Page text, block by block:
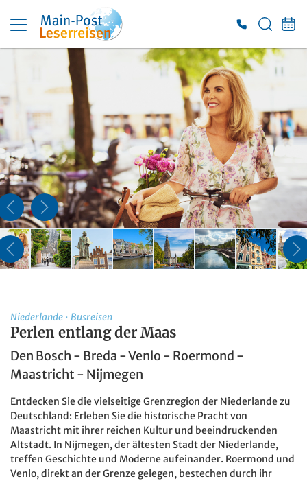
Es konnten keine gültigen Angebote gefunden werden. Bitte wenden Sie sich an
unser Service-Center.
Niederlande · Busreisen
Perlen entlang der Maas
Den Bosch - Breda - Venlo - Roermond -
Maastricht - Nijmegen
Entdecken Sie die vielseitige Grenzregion der Niederlande zu
Deutschland: Erleben Sie die historische Pracht von
Maastricht mit ihrer reichen Kultur und beeindruckenden
Altstadt. In Nijmegen, der ältesten Stadt der Niederlande,
treffen Geschichte und Moderne aufeinander. Roermond und
Venlo, direkt an der Grenze gelegen, bestechen durch ihr